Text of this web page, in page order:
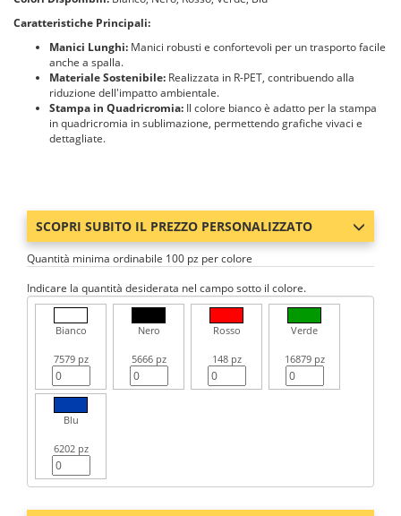
Caratteristiche Principali:
Manici Lunghi: Manici robusti e confortevoli per un trasporto facile
anche a spalla.
Materiale Sostenibile: Realizzata in R-PET, contribuendo alla
riduzione dell'impatto ambientale.
Stampa in Quadricromia: Il colore bianco è adatto per la stampa
in quadricromia in sublimazione, permettendo grafiche vivaci e
dettagliate.
SCOPRI SUBITO IL PREZZO PERSONALIZZATO
Quantità minima ordinabile 100 pz per colore
Indicare la quantità desiderata nel campo sotto il colore.
Bianco
7579 pz
Nero
5666 pz
Rosso
148 pz
Verde
16879 pz
Blu
6202 pz